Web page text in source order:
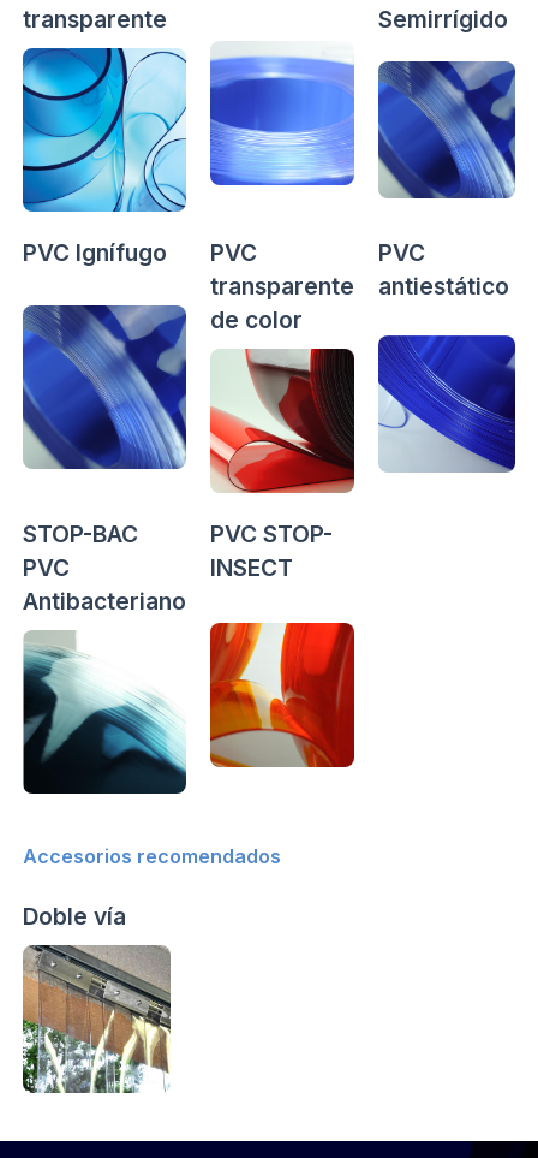
transparente
Semirrígido
PVC Ignífugo
PVC
transparente
de color
PVC
antiestático
STOP-BAC
PVC
Antibacteriano
PVC STOP-
INSECT
Accesorios recomendados
Doble vía